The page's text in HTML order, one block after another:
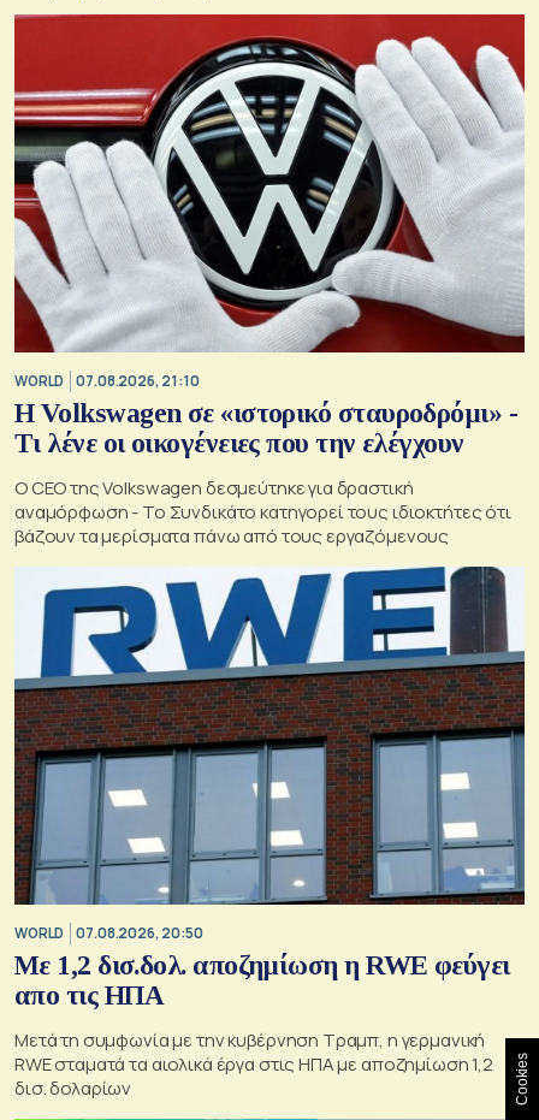
WORLD 07.08.2026, 21:10
Η Volkswagen σε «ιστορικό σταυροδρόμι» -
Τι λένε οι οικογένειες που την ελέγχουν
Ο CEO της Volkswagen δεσμεύτηκε για δραστική
αναμόρφωση - Το Συνδικάτο κατηγορεί τους ιδιοκτήτες ότι
βάζουν τα μερίσματα πάνω από τους εργαζόμενους
WORLD 07.08.2026, 20:50
Με 1,2 δισ.δολ. αποζημίωση η RWE φεύγει
απο τις ΗΠΑ
Μετά τη συμφωνία με την κυβέρνηση Τραμπ, η γερμανική
RWE σταματά τα αιολικά έργα στις ΗΠΑ με αποζημίωση 1,2
δισ. δολαρίων
Cookies